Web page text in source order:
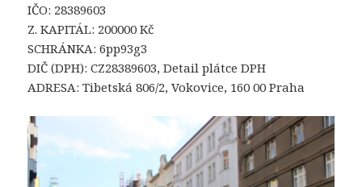
IČO: 28389603
Z. KAPITÁL: 200000 Kč
SCHRÁNKA: 6pp93g3
DIČ (DPH): CZ28389603, Detail plátce DPH
ADRESA: Tibetská 806/2, Vokovice, 160 00 Praha